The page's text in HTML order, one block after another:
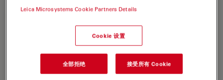
Discover the perfect solution. Explore
Objective Finder, compare
alternatives, and find the best fit for
Leica Microsystems Cookie Partners Details
Cookie 设置
全部拒绝 接受所有 Cookie